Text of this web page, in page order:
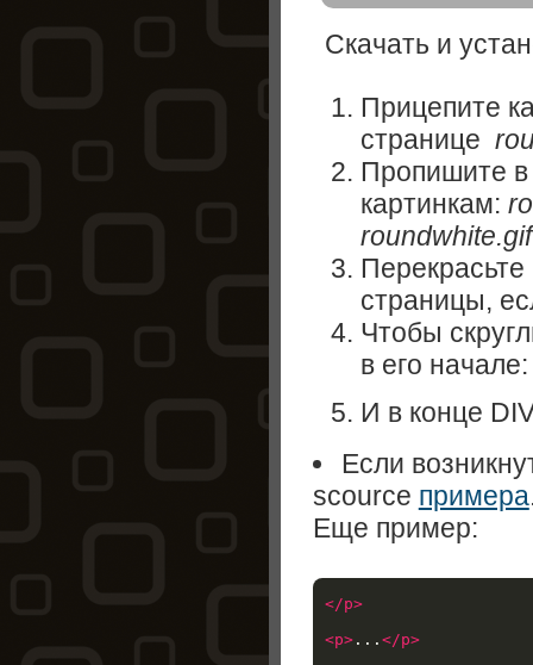
Скачать и
Прицепите
странице
Пропишите
картинкам:
roundwhite.gif
страницы,
Чтобы
в его начале:
И в конце
Если
scource примера
Еще пример:
</p>
<p>... </p>